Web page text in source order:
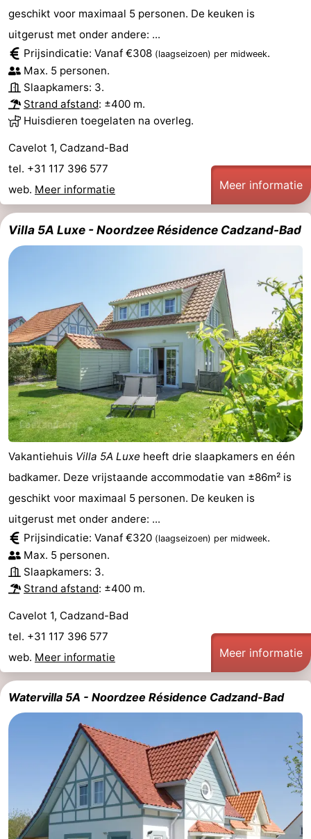
Route
-
Parkeren
Medische
adressen
Regio
Zeeland
Walcheren
-
Zoutelande
Vlissingen
-
Middelburg
Zeeuws-
Vlaanderen
-
Nieuwvliet
-
Breskens
-
Cadzand-
Dorp
-
Retranchement
-
Natuur
Het
West-
Vlaanderen
-
Gent
De
Kust
Zeebrugge
Blankenberge
Wenduine
Weer
geschikt voor maximaal 5 personen. De keuken is
uitgerust met onder andere: ...
Prijsindicatie: Vanaf €308 (laagseizoen) per midweek.
Max. 5 personen.
Slaapkamers: 3.
Strand afstand: ±400 m.
Huisdieren toegelaten na overleg.
Cavelot 1, Cadzand-Bad
tel. +31 117 396 577
web. Meer informatie Meer informatie
Villa 5A Luxe - Noordzee Résidence Cadzand-Bad
Vakantiehuis Villa 5A Luxe heeft drie slaapkamers en één
badkamer. Deze vrijstaande accommodatie van ±86m² is
geschikt voor maximaal 5 personen. De keuken is
uitgerust met onder andere: ...
Prijsindicatie: Vanaf €320 (laagseizoen) per midweek.
Max. 5 personen.
Slaapkamers: 3.
Strand afstand: ±400 m.
Cavelot 1, Cadzand-Bad
tel. +31 117 396 577
web. Meer informatie Meer informatie
Watervilla 5A - Noordzee Résidence Cadzand-Bad